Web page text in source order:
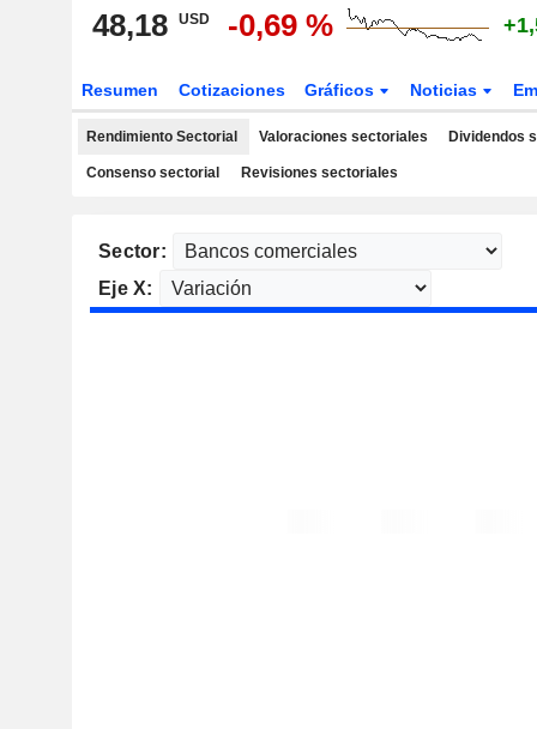
48,18 USD -0,69 %
Resumen Cotizaciones Gráficos Noticias
Rendimiento Sectorial Valoraciones sectoriales Dividendos
Consenso sectorial Revisiones sectoriales
Sector:
Eje X: